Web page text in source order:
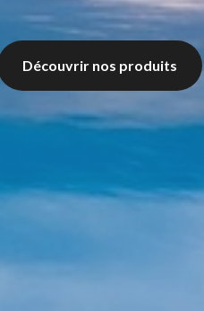
Découvrir nos produits